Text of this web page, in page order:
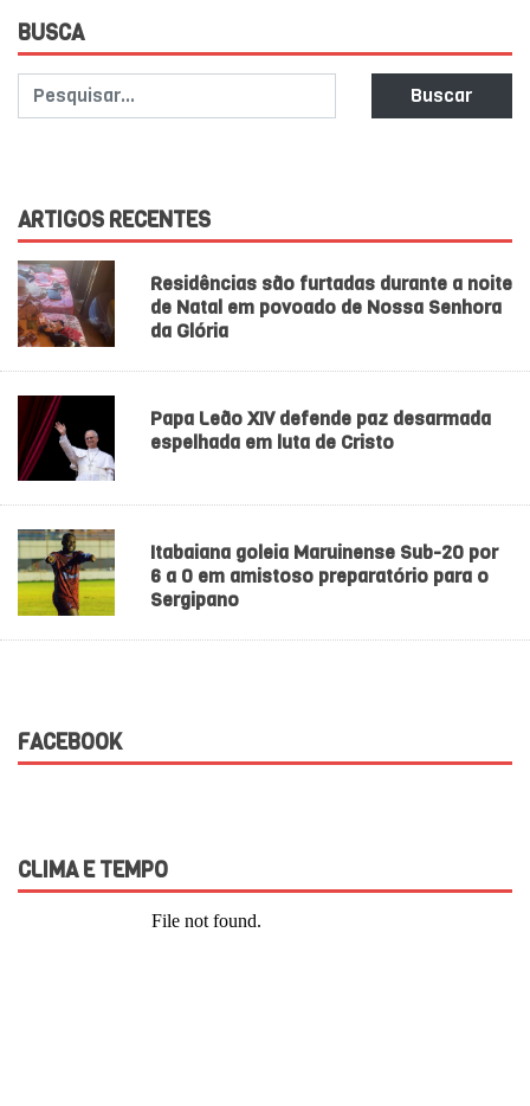
BUSCA
Buscar
ARTIGOS RECENTES
Residências são furtadas durante a noite
de Natal em povoado de Nossa Senhora
da Glória
Papa Leão XIV defende paz desarmada
espelhada em luta de Cristo
Itabaiana goleia Maruinense Sub-20 por
6 a 0 em amistoso preparatório para o
Sergipano
FACEBOOK
CLIMA E TEMPO